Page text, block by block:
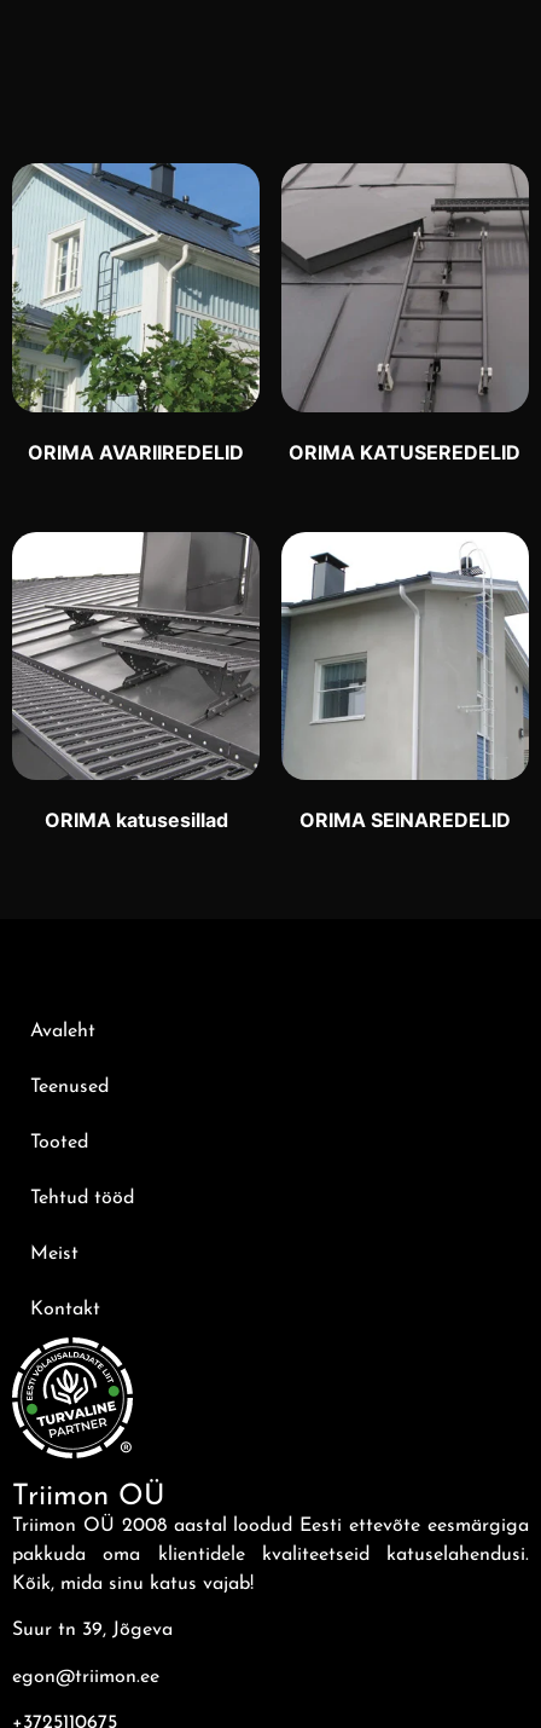
ORIMA AVARIIREDELID ORIMA KATUSEREDELID
ORIMA katusesillad ORIMA SEINAREDELID
Triimon OÜ
Triimon OÜ 2008 aastal loodud Eesti ettevõte eesmärgiga
pakkuda oma klientidele kvaliteetseid katuselahendusi.
Kõik, mida sinu katus vajab!
Suur tn 39, Jõgeva
egon@triimon.ee
+3725110675
Avaleht
Teenused
Tooted
Tehtud tööd
Meist
Kontakt
®